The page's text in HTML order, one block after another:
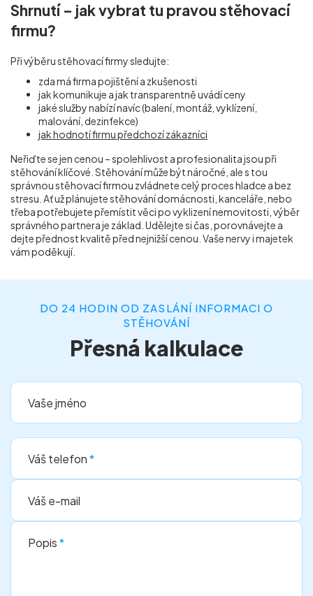
Shrnutí – jak vybrat tu pravou stěhovací
firmu?
Při výběru stěhovací firmy sledujte:
zda má firma pojištění a zkušenosti
jak komunikuje a jak transparentně uvádí ceny
jaké služby nabízí navíc (balení, montáž, vyklízení,
malování, dezinfekce)
jak hodnotí firmu předchozí zákazníci
Neřiďte se jen cenou – spolehlivost a profesionalita jsou při
stěhování klíčové. Stěhování může být náročné, ale s tou
správnou stěhovací firmou zvládnete celý proces hladce a bez
stresu. Ať už plánujete stěhování domácnosti, kanceláře, nebo
třeba potřebujete přemístit věci po vyklizení nemovitosti, výběr
správného partnera je základ. Udělejte si čas, porovnávejte a
dejte přednost kvalitě před nejnižší cenou. Vaše nervy i majetek
vám poděkují.
DO 24 HODIN OD ZASLÁNÍ INFORMACI O
STĚHOVÁNÍ
Přesná kalkulace
Vaše jméno
Váš telefon*
Váš e-mail
Popis*